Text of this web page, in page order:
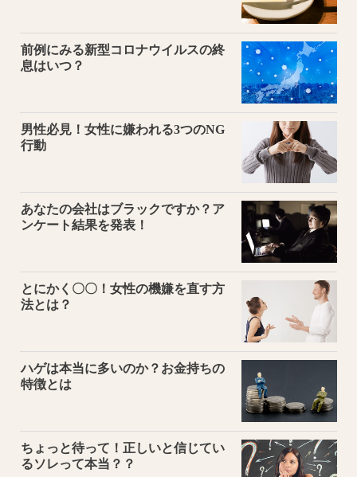
前例にみる新型コロナウイルスの終
息はいつ？
男性必見！女性に嫌われる3つのNG
行動
あなたの会社はブラックですか？ア
ンケート結果を発表！
とにかく〇〇！女性の機嫌を直す方
法とは？
ハゲは本当に多いのか？お金持ちの
特徴とは
ちょっと待って！正しいと信じてい
るソレって本当？？